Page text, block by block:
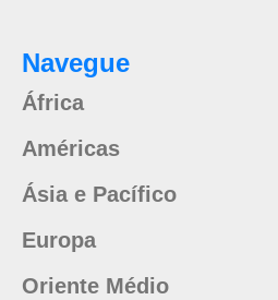
Navegue
África
Américas
Ásia e Pacífico
Europa
Oriente Médio